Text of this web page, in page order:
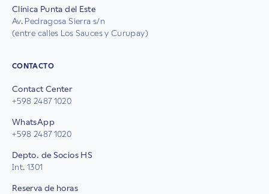
Clínica Punta del Este
Av. Pedragosa Sierra s/n
(entre calles Los Sauces y Curupay)
CONTACTO
Contact Center
+598 2487 1020
WhatsApp
+598 2487 1020
Depto. de Socios HS
Int. 1301
Reserva de horas